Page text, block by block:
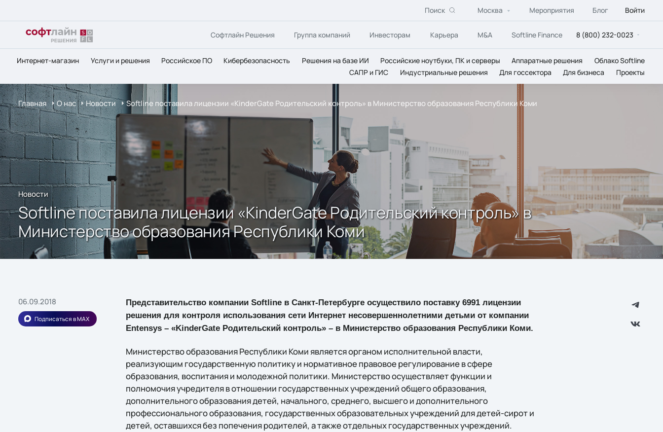
Поиск Москва Мероприятия Блог Войти
Софтлайн Решения Группа компаний Инвесторам Карьера M&A Softline Finance 8 (800) 232-0023
Интернет-магазин Услуги и решения Российское ПО Кибербезопасность Решения на базе ИИ Российские ноутбуки, ПК и серверы Аппаратные решения
Облако Softline
САПР и ГИС
Индустриальные решения Для госсектора Для бизнеса Проекты
Главная О нас Новости Softline поставила лицензии «KinderGate Родительский контроль» в Министерство образования Республики Коми
Новости
Softline поставила лицензии «KinderGate Родительский контроль» в
Министерство образования Республики Коми
06.09.2018
Подписаться в MAX
Представительство компании Softline в Санкт-Петербурге осуществило поставку 6991 лицензии
решения для контроля использования сети Интернет несовершеннолетними детьми от компании
Entensys – «KinderGate Родительский контроль» – в Министерство образования Республики Коми.
Министерство образования Республики Коми является органом исполнительной власти,
реализующим государственную политику и нормативное правовое регулирование в сфере
образования, воспитания и молодежной политики. Министерство осуществляет функции и
полномочия учредителя в отношении государственных учреждений общего образования,
дополнительного образования детей, начального, среднего, высшего и дополнительного
профессионального образования, государственных образовательных учреждений для детей-сирот и
детей, оставшихся без попечения родителей, а также отдельных государственных учреждений.